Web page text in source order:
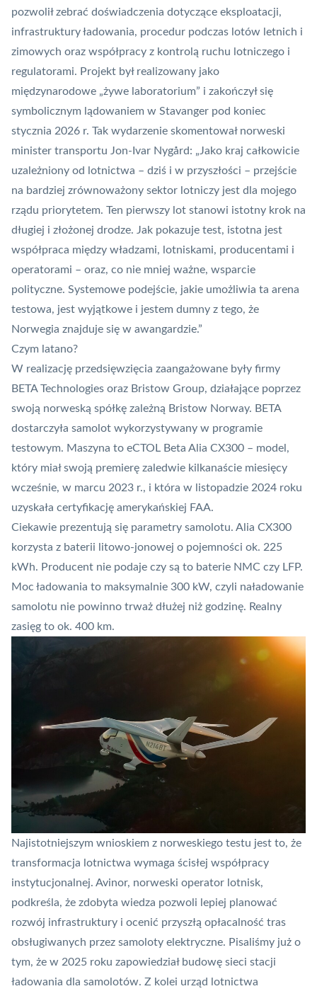
pozwolił zebrać doświadczenia dotyczące eksploatacji,
infrastruktury ładowania, procedur podczas lotów letnich i
zimowych oraz współpracy z kontrolą ruchu lotniczego i
regulatorami. Projekt był realizowany jako
międzynarodowe „żywe laboratorium” i zakończył się
symbolicznym lądowaniem w Stavanger pod koniec
stycznia 2026 r. Tak wydarzenie skomentował norweski
minister transportu Jon-Ivar Nygård: „Jako kraj całkowicie
uzależniony od lotnictwa – dziś i w przyszłości – przejście
na bardziej zrównoważony sektor lotniczy jest dla mojego
rządu priorytetem. Ten pierwszy lot stanowi istotny krok na
długiej i złożonej drodze. Jak pokazuje test, istotna jest
współpraca między władzami, lotniskami, producentami i
operatorami – oraz, co nie mniej ważne, wsparcie
polityczne. Systemowe podejście, jakie umożliwia ta arena
testowa, jest wyjątkowe i jestem dumny z tego, że
Norwegia znajduje się w awangardzie.”
Czym latano?
W realizację przedsięwzięcia zaangażowane były firmy
BETA Technologies oraz Bristow Group, działające poprzez
swoją norweską spółkę zależną Bristow Norway. BETA
dostarczyła samolot wykorzystywany w programie
testowym. Maszyna to eCTOL Beta Alia CX300 – model,
który miał swoją premierę zaledwie kilkanaście miesięcy
wcześnie, w marcu 2023 r., i która w listopadzie 2024 roku
uzyskała certyfikację amerykańskiej FAA.
Ciekawie prezentują się parametry samolotu. Alia CX300
korzysta z baterii litowo-jonowej o pojemności ok. 225
kWh. Producent nie podaje czy są to baterie NMC czy LFP.
Moc ładowania to maksymalnie 300 kW, czyli naładowanie
samolotu nie powinno trważ dłużej niż godzinę. Realny
zasięg to ok. 400 km.
Najistotniejszym wnioskiem z norweskiego testu jest to, że
transformacja lotnictwa wymaga ścisłej współpracy
instytucjonalnej. Avinor, norweski operator lotnisk,
podkreśla, że zdobyta wiedza pozwoli lepiej planować
rozwój infrastruktury i ocenić przyszłą opłacalność tras
obsługiwanych przez samoloty elektryczne. Pisaliśmy już o
tym, że w 2025 roku zapowiedział budowę sieci stacji
ładowania dla samolotów. Z kolei urząd lotnictwa